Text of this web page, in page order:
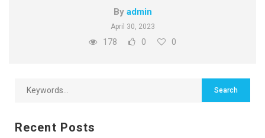
By admin
April 30, 2023
178 0 0
Recent Posts